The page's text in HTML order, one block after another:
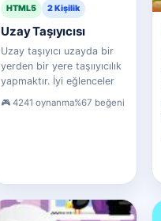
HTML5 2 Kişilik
Uzay Taşıyıcısı
Uzay taşıyıcı uzayda bir
yerden bir yere taşııyıcılık
yapmaktır. İyi eğlenceler
4241 oynanma%67 beğeni